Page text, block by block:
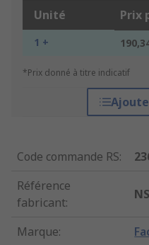
Unité Prix
1 +
*Prix donné à titre indicatif
Code commande RS:
Référence
fabricant:
Marque: